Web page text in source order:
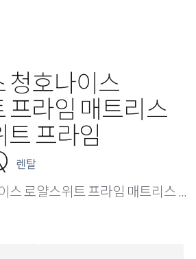
청호나이스
프라임 매트리스
프라임
렌탈
청호나이스 로얄스위트 프라임 매트리스 Q